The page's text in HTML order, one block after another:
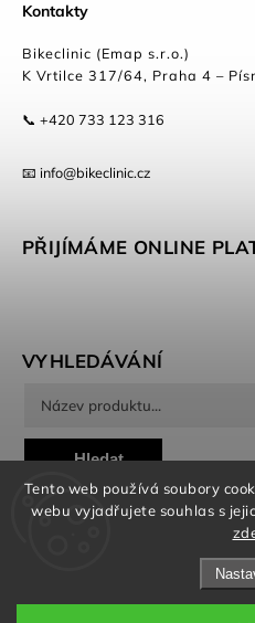
Tento web používá soubory
webu vyjadřujete souhlas s
Kontakty
Bikeclinic (Emap s.r.o.)
K Vrtilce 317/64, Praha 4 –
📞 +420 733 123 316
📧 info@bikeclinic.cz
PŘIJÍMÁME ONLINE
VYHLEDÁVÁNÍ
Hledat